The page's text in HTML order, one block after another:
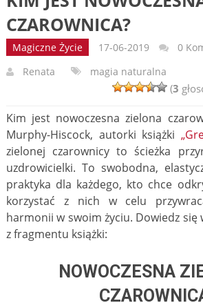
CZAROWNICA?
Magiczne Życie 17-06-2019
0
Renata
magia naturalna
(3
Kim jest nowoczesna zielona
Murphy-Hiscock, autorki książki
zielonej czarownicy to ścieżka
uzdrowicielki. To swobodna,
praktyka dla każdego, kto chce
korzystać z nich w celu
harmonii w swoim życiu. Dowiedz
z fragmentu książki:
NOWOCZESNA